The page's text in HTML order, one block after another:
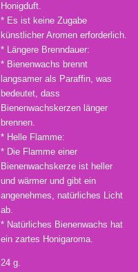
Honigduft.
* Es ist keine Zugabe
künstlicher Aromen erforderlich.
* Längere Brenndauer:
* Bienenwachs brennt
langsamer als Paraffin, was
bedeutet, dass
Bienenwachskerzen länger
brennen.
* Helle Flamme:
* Die Flamme einer
Bienenwachskerze ist heller
und wärmer und gibt ein
angenehmes, natürliches Licht
ab.
* Natürliches Bienenwachs hat
ein zartes Honigaroma.
24 g.